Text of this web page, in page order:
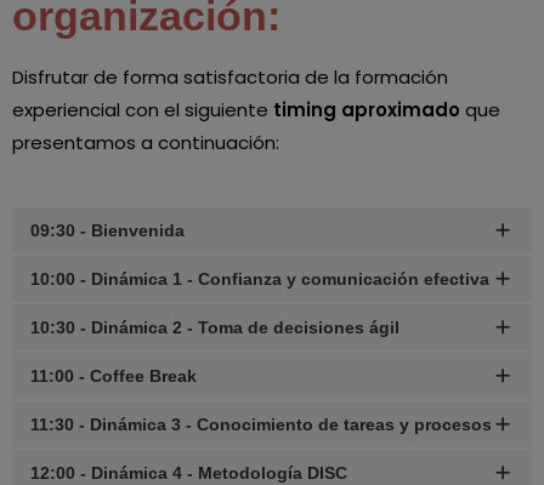
organización:
Disfrutar de forma satisfactoria de la formación
experiencial con el siguiente timing aproximado que
presentamos a continuación:
09:30 - Bienvenida
10:00 - Dinámica 1 - Confianza y comunicación efectiva
10:30 - Dinámica 2 - Toma de decisiones ágil
11:00 - Coffee Break
11:30 - Dinámica 3 - Conocimiento de tareas y procesos
12:00 - Dinámica 4 - Metodología DISC